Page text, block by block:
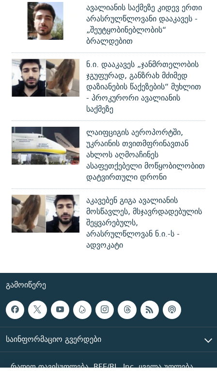
ავალიანის საქმეზე კიდევ ერთი
არასრულწლოვანი დააკავეს -
„შეუტყობინებლობის“
ბრალდებით
ნ.ი. დააკავეს „ჯანმრთელობის
ჯგუფურად, განზრახ მძიმედ
დაზიანების წაქეზების“ მუხლით
- პროკურორი ავალიანის
საქმეზე
ლაიფციგის აეროპორტში,
უკრაინის თვითმფრინავთან
ახლოს აღმოაჩინეს
ასაფეთქებელი მოწყობილობით
დატვირთული დრონი
აკავებენ გიგა ავალიანის
მოსწავლეს, მსჯავრდადებულის
შეყვარებულს,
არასრულწლოვან ნ.ი.-ს -
ადვოკატი
ᲒᲐᲛᲝᲘᲬᲔᲠᲔ
ᲡᲐᲘᲜᲤᲝᲠᲛᲐᲪᲘᲝ ᲒᲕᲔᲠᲓᲔᲑᲘ
რადიო თავისუფლება, RFE/RL, Inc. ყველა უფლება